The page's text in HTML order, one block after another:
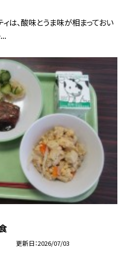
ィは、酸味とうま味が相まっておい
更新日 2026/07/03